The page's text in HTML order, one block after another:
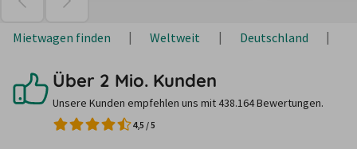
Mietwagen finden Weltweit Deutschland
Über 2 Mio. Kunden
Unsere Kunden empfehlen uns mit 438.164 Bewertungen.
4,5 /5